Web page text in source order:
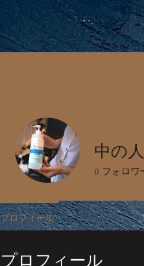
プロフィール
中の人
0 フォロワ
プロフィール